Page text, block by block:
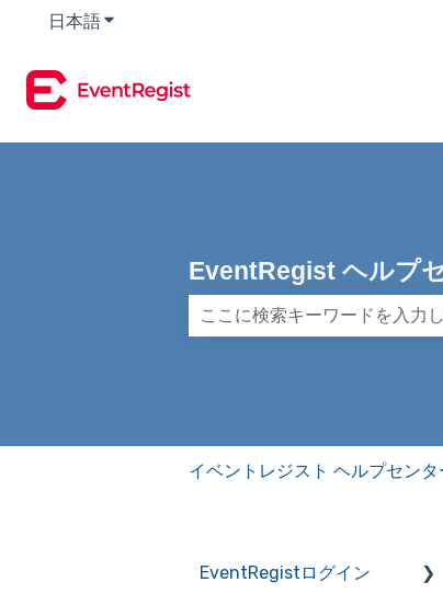
日本語翻訳のサブメニューを表示
EventRegist ヘルプ
イベントレジスト ヘルプセンタ
EventRegistログイン